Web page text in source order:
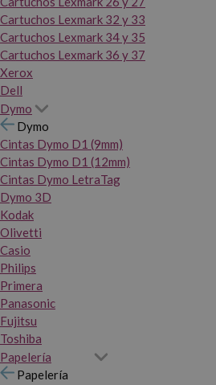
Cartuchos Lexmark 32 y 33
Cartuchos Lexmark 34 y 35
Cartuchos Lexmark 36 y 37
Xerox
Dell
Dymo
Dymo
Cintas Dymo D1 (9mm)
Cintas Dymo D1 (12mm)
Cintas Dymo LetraTag
Dymo 3D
Kodak
Olivetti
Casio
Philips
Primera
Panasonic
Fujitsu
Toshiba
Papelería
Papelería